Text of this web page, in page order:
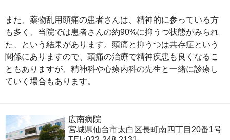
また、薬物乱用頭痛の患者さんは、精神的に参っている方
も多く、当院では患者さんの約90%に抑うつ状態がみられ
た、という結果があります。頭痛と抑うつは共存症という
関係にありますので、頭痛の治療で精神疾患も良くなるこ
ともありますが、精神科や心療内科の先生と一緒に診療し
ていく場合もあります。
広南病院
宮城県仙台市太白区長町南四丁目20番1号